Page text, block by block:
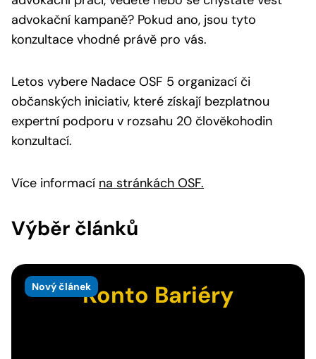
advokační kampaně? Pokud ano, jsou tyto
konzultace vhodné právě pro vás.
Letos vybere Nadace OSF 5 organizací či
občanských iniciativ, které získají bezplatnou
expertní podporu v rozsahu 20 člověkohodin
konzultací.
Více informací na stránkách OSF.
Výběr článků
Nový článekKonto Bariéry